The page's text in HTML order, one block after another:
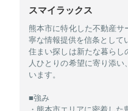
スマイラックス
熊本市に特化した不動産
寧な情報提供を信条として
住まい探しは新たな暮らし
人ひとりの希望に寄り添
います。
■強み